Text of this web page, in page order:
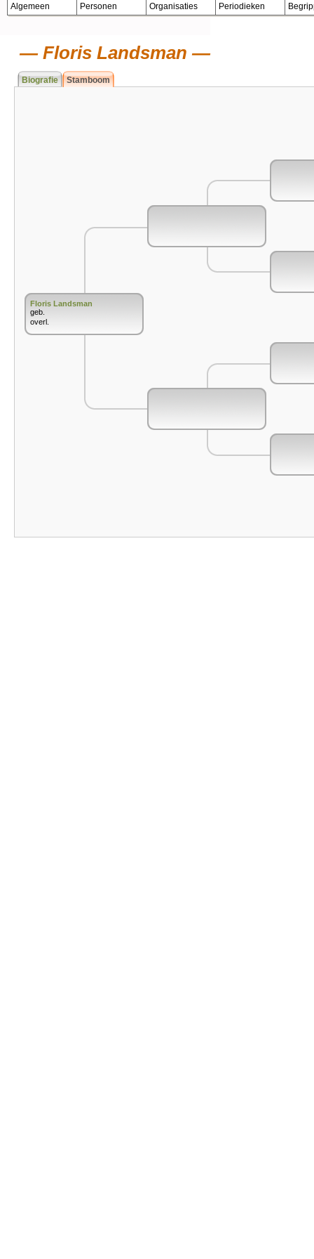
Algemeen Personen Organisaties Periodieken
Floris Landsman
Biografie Stamboom
Floris Landsman
geb.
overl.